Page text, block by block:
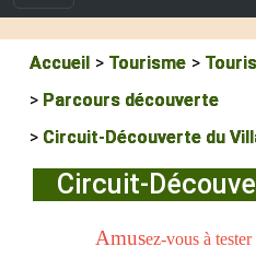
Accueil Tourisme
Parcours découverte
Circuit-Découverte du
Circuit-
Amusez-vous à